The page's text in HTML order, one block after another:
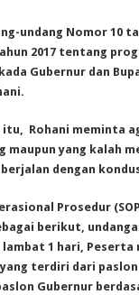
undang Nomor 10
tahun 2017 tentang
Gubernur dan
itu, Rohani meminta
maupun yang kalah
dengan
Prosedur
berikut,
lambat 1 hari,
terdiri dari paslon
Gubernur